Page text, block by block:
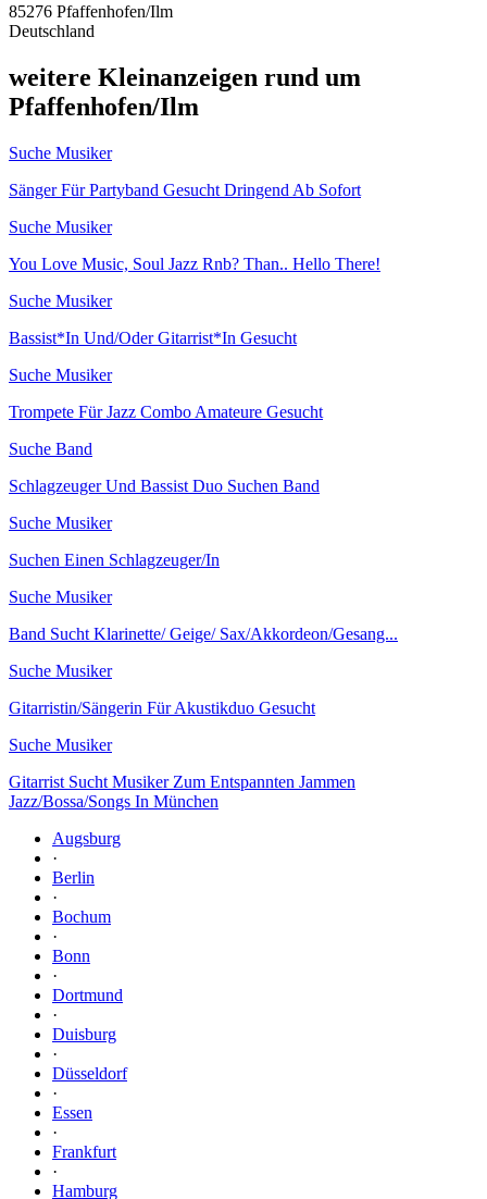
85276 Pfaffenhofen/Ilm
Deutschland
weitere Kleinanzeigen rund um
Pfaffenhofen/Ilm
Suche Musiker
Sänger Für Partyband Gesucht Dringend Ab Sofort
Suche Musiker
You Love Music, Soul Jazz Rnb? Than.. Hello There!
Suche Musiker
Bassist*In Und/Oder Gitarrist*In Gesucht
Suche Musiker
Trompete Für Jazz Combo Amateure Gesucht
Suche Band
Schlagzeuger Und Bassist Duo Suchen Band
Suche Musiker
Suchen Einen Schlagzeuger/In
Suche Musiker
Band Sucht Klarinette/ Geige/ Sax/Akkordeon/Gesang...
Suche Musiker
Gitarristin/Sängerin Für Akustikduo Gesucht
Suche Musiker
Gitarrist Sucht Musiker Zum Entspannten Jammen
Jazz/Bossa/Songs In München
Augsburg
·
Berlin
·
Bochum
·
Bonn
·
Dortmund
·
Duisburg
·
Düsseldorf
·
Essen
·
Frankfurt
·
Hamburg